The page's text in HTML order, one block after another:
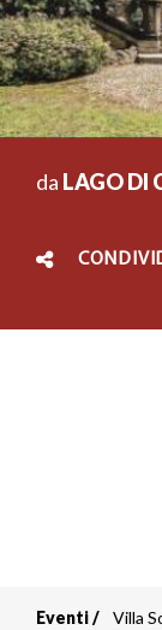
da LAGO DI
Eventi Villa